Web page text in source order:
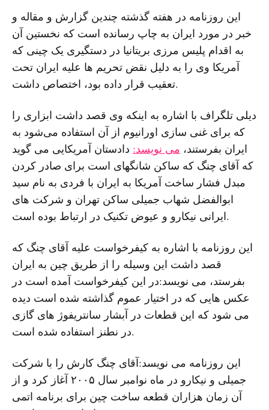
این روزنامه در هفته گذشته چندین گزارش و مقاله و
خبر در مورد ایران به چاپ رسانده است که نخستین آن
به اقدام پلیس مرزی بریتانیا در دستگیری یک چینی که
آمریکا وی را به دلیل نقض تحریم ها علیه ایران تحت
تعقیب قرار داده بود، اختصاص داشت.
دیلی تلگراف با اشاره به اینکه وی قصد داشت ابزاری را
که برای غنی سازی اورانیوم از آن استفاده می‌شود به
ایران بفرستند، می نویسد: دادستان آمریکایی می گوید
که آقای چنگ که ساکن شانگهای است برای صادر کردن
مبدل فشار ساخت آمریکا به ایران با فردی به نام سید
ابوالفضل شهاب جمیلی ساکن تهران و شرکت های
ایرانی نیکارو و عیوض تکنیک در ارتباط بوده است.
این روزنامه با اشاره به کیفرخواست علیه آقای چنگ که
قصد داشت این وسیله را از طریق چین به ایران
بفرستد، می نویسد:در این کیفرخواست آمده است در
عکس هایی که در اختیار عموم گذاشته شده است دیده
می شود که این قطعات در آبشار سانتریفوژ های گازی
در نطنز استفاده شده است.
این روزنامه می نویسد:آقای چنگ کارش را با شرکت
جمیلی و نیکارو در ماه نوامبر سال ۲۰۰۵ آغاز کرد و از
آن زمان هزاران قطعه ساخت چین برای برنامه اتمی